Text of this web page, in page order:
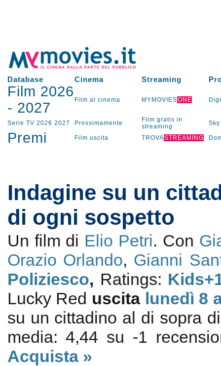
Database Cinema Streaming
Film 2026
- 2027 Film al cinema MYMOVIESONE
Serie TV 2026 2027 Prossimamente
Film gratis in
streaming
Sky
Premi Film uscita TROVASTREAMING
Indagine su un
di ogni sospetto
Un film di Elio Petri. Con
Orazio Orlando, Gianni
Poliziesco, Ratings:
Lucky Red uscita lunedì 8
su un cittadino al di sopra
media:4,44 su -1
Acquista »